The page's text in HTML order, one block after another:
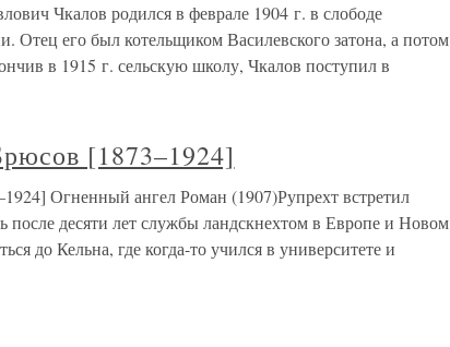
Чкалов родился в феврале 1904 г. в слободе
Отец его был котельщиком Василевского затона, а потом
в 1915 г. сельскую школу, Чкалов поступил в
[1873–1924]
Огненный ангел Роман (1907)Рупрехт встретил
после десяти лет службы ландскнехтом в Европе и Новом
до Кельна, где когда-то учился в университете и